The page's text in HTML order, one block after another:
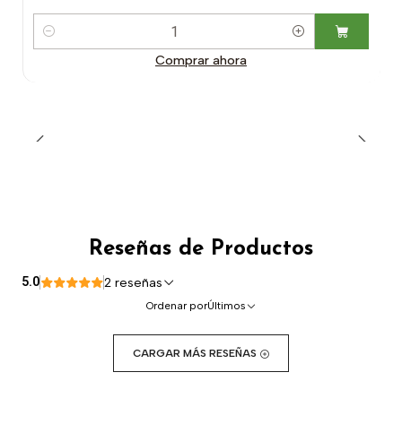
Cantidad
Comprar ahora
Reseñas de Productos
5.0 2 reseñas
Ordenar porÚltimos
CARGAR MÁS RESEÑAS